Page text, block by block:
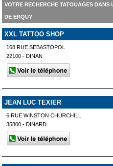
VOTRE RECHERCHE TATOUAGES
DE ERQUY
XXL TATTOO SHOP
168 RUE SEBASTOPOL
22100 - DINAN
JEAN LUC TEXIER
6 RUE WINSTON CHURCHILL
35800 - DINARD